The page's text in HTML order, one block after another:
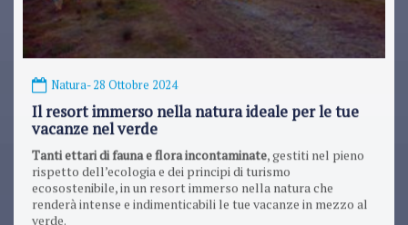
Natura - 28 Ottobre 2024
Il resort immerso nella natura ideale per le tue
vacanze nel verde
Tanti ettari di fauna e flora incontaminate , gestiti nel pieno
rispetto dell’ecologia e dei principi di turismo
ecosostenibile, in un resort immerso nella natura che
renderà intense e indimenticabili le tue vacanze in mezzo al
verde.